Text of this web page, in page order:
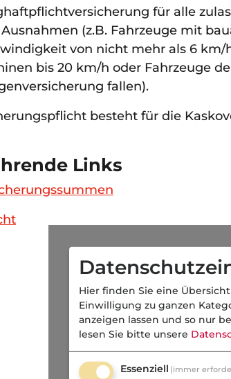
für alle
(z.B. Fahrzeuge mit
von nicht mehr als 6 km/
bis 20 km/h oder Fahrzeuge
fallen).
besteht für die
Links
Hier finden Sie eine
Einwilligung zu ganzen
anzeigen lassen und so nur
lesen Sie bitte unsere
Essenziell (immer